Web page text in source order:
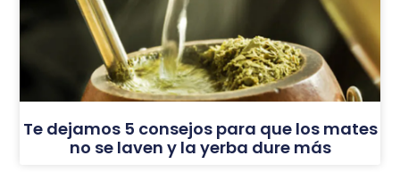
Te dejamos 5 consejos para que los mates
no se laven y la yerba dure más